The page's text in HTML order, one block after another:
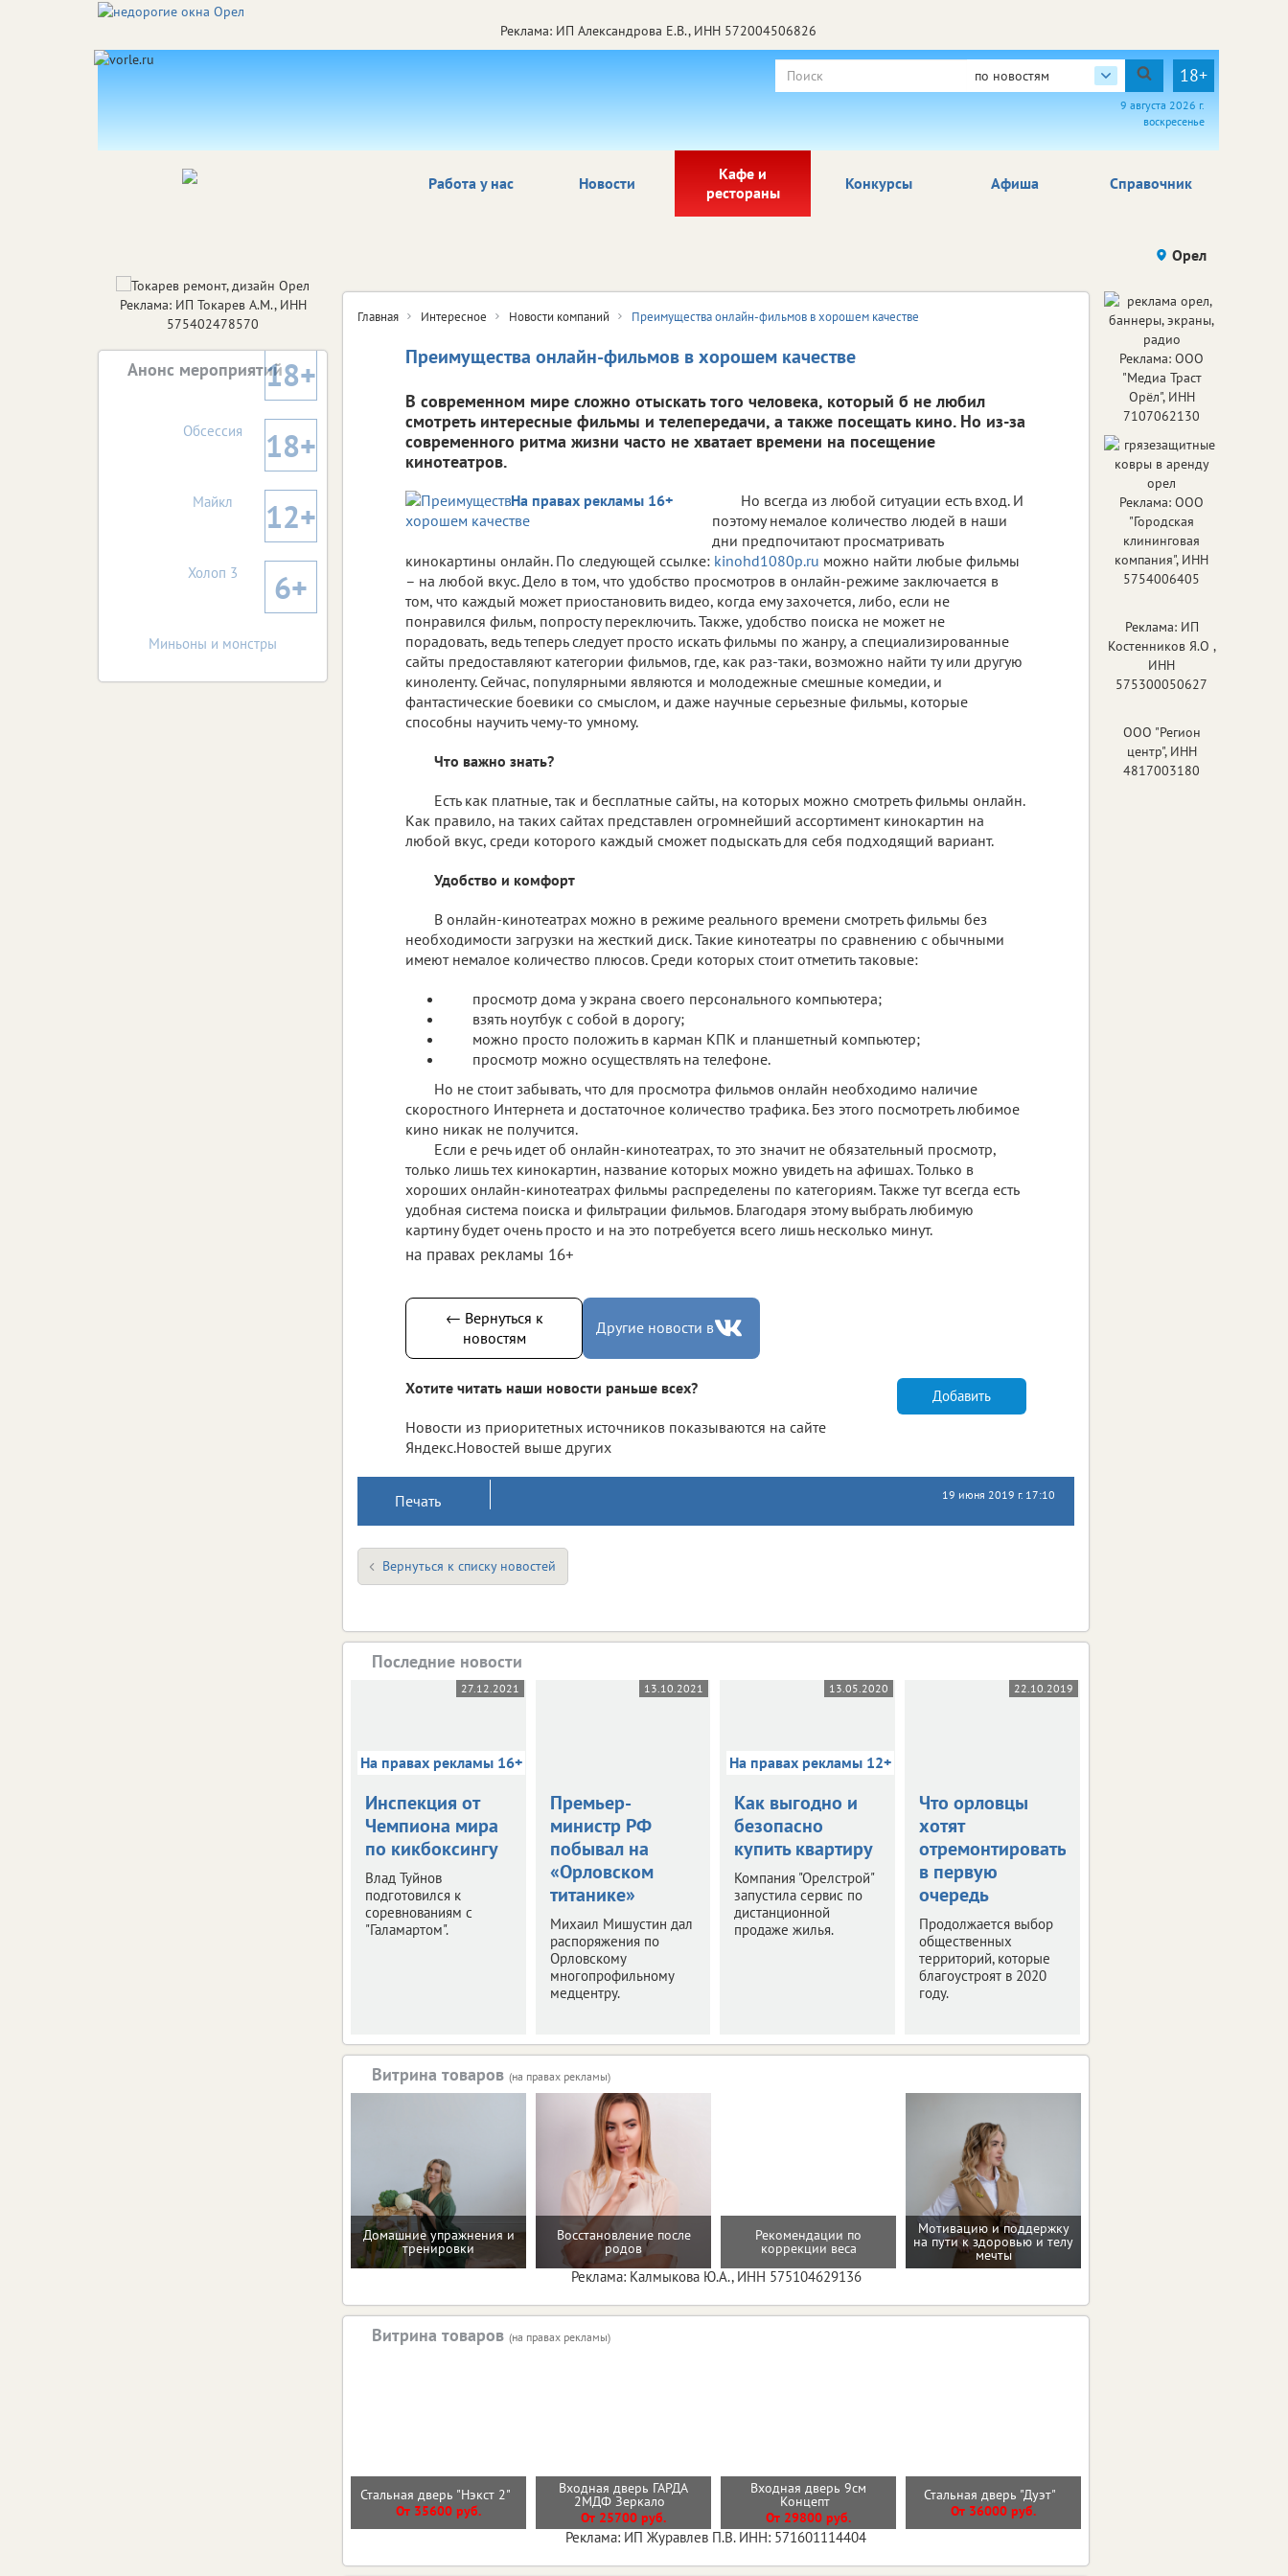
Реклама: ИП Александрова Е.В., ИНН 572004506826
по новостям 18+
9 августа 2026 г.
воскресенье
Работа у нас Новости
Кафе и
рестораны
Афиша Справочник
Конкурсы
Орел
Главная Интересное Новости компаний Преимущества онлайн-фильмов в хорошем качестве
Преимущества онлайн-фильмов в хорошем качестве
В современном мире сложно отыскать того человека, который б не любил
смотреть интересные фильмы и телепередачи, а также посещать кино. Но из-за
современного ритма жизни часто не хватает времени на посещение
кинотеатров.
На правах рекламы 16+
Но всегда из любой ситуации есть вход. И
поэтому немалое количество людей в наши
дни предпочитают просматривать
кинокартины онлайн. По следующей ссылке: kinohd1080p.ru можно найти любые фильмы
– на любой вкус. Дело в том, что удобство просмотров в онлайн-режиме заключается в
том, что каждый может приостановить видео, когда ему захочется, либо, если не
понравился фильм, попросту переключить. Также, удобство поиска не может не
порадовать, ведь теперь следует просто искать фильмы по жанру, а специализированные
сайты предоставляют категории фильмов, где, как раз-таки, возможно найти ту или другую
киноленту. Сейчас, популярными являются и молодежные смешные комедии, и
фантастические боевики со смыслом, и даже научные серьезные фильмы, которые
способны научить чему-то умному.
Что важно знать?
Есть как платные, так и бесплатные сайты, на которых можно смотреть фильмы онлайн.
Как правило, на таких сайтах представлен огромнейший ассортимент кинокартин на
любой вкус, среди которого каждый сможет подыскать для себя подходящий вариант.
Удобство и комфорт
В онлайн-кинотеатрах можно в режиме реального времени смотреть фильмы без
необходимости загрузки на жесткий диск. Такие кинотеатры по сравнению с обычными
имеют немалое количество плюсов. Среди которых стоит отметить таковые:
просмотр дома у экрана своего персонального компьютера;
взять ноутбук с собой в дорогу;
можно просто положить в карман КПК и планшетный компьютер;
просмотр можно осуществлять на телефоне.
Но не стоит забывать, что для просмотра фильмов онлайн необходимо наличие
скоростного Интернета и достаточное количество трафика. Без этого посмотреть любимое
кино никак не получится.
Если е речь идет об онлайн-кинотеатрах, то это значит не обязательный просмотр,
только лишь тех кинокартин, название которых можно увидеть на афишах. Только в
хороших онлайн-кинотеатрах фильмы распределены по категориям. Также тут всегда есть
удобная система поиска и фильтрации фильмов. Благодаря этому выбрать любимую
картину будет очень просто и на это потребуется всего лишь несколько минут.
на правах рекламы 16+
← Вернуться к
новостям
Другие новости в
Хотите читать наши новости раньше всех?
Новости из приоритетных источников показываются на сайте
Яндекс.Новостей выше других
Добавить
Печать 19 июня 2019 г. 17:10
Вернуться к списку новостей
Последние новости
27.12.2021
На правах рекламы 16+
Инспекция от
Чемпиона мира
по кикбоксингу
Влад Туйнов
подготовился к
соревнованиям с
"Галамартом".
13.10.2021
Премьер-
министр РФ
побывал на
«Орловском
титанике»
Михаил Мишустин дал
распоряжения по
Орловскому
многопрофильному
медцентру.
13.05.2020
На правах рекламы 12+
Как выгодно и
безопасно
купить квартиру
Компания "Орелстрой"
запустила сервис по
дистанционной
продаже жилья.
22.10.2019
Что орловцы
хотят
отремонтировать
в первую
очередь
Продолжается выбор
общественных
территорий, которые
благоустроят в 2020
году.
Витрина товаров (на правах рекламы)
Домашние упражнения и
тренировки
Восстановление после
родов
Рекомендации по
коррекции веса
Мотивацию и поддержку
на пути к здоровью и телу
мечты
Реклама: Калмыкова Ю.А., ИНН 575104629136
Витрина товаров (на правах рекламы)
Стальная дверь "Нэкст 2"
От 35600 руб.
Входная дверь ГАРДА
2МДФ Зеркало
От 25700 руб.
Входная дверь 9см
Концепт
От 29800 руб.
Стальная дверь "Дуэт"
От 36000 руб.
Реклама: ИП Журавлев П.В. ИНН: 571601114404
Реклама: ИП Токарев А.М., ИНН
575402478570
Анонс мероприятий18+
Обсессия 18+
Майкл 12+
Холоп 3 6+
Миньоны и монстры
Реклама: ООО
"Медиа Траст
Орёл", ИНН
7107062130
Реклама: ООО
"Городская
клининговая
компания", ИНН
5754006405
Реклама: ИП
Костенников Я.О ,
ИНН
575300050627
ООО "Регион
центр", ИНН
4817003180